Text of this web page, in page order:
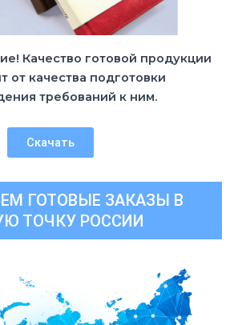
Качество готовой продукции
от качества подготовки
требований к ним.
Скачать
ГОТОВЫЕ ЗАКАЗЫ В
ТОЧКУ РОССИИ